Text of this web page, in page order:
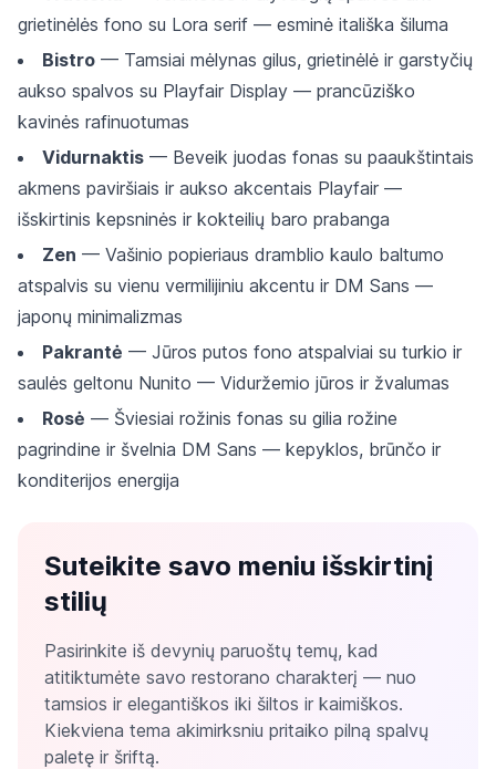
grietinėlės fono su Lora serif — esminė itališka šiluma
Bistro — Tamsiai mėlynas gilus, grietinėlė ir garstyčių
aukso spalvos su Playfair Display — prancūziško
kavinės rafinuotumas
Vidurnaktis — Beveik juodas fonas su paaukštintais
akmens paviršiais ir aukso akcentais Playfair —
išskirtinis kepsninės ir kokteilių baro prabanga
Zen — Vašinio popieriaus dramblio kaulo baltumo
atspalvis su vienu vermilijiniu akcentu ir DM Sans —
japonų minimalizmas
Pakrantė — Jūros putos fono atspalviai su turkio ir
saulės geltonu Nunito — Viduržemio jūros ir žvalumas
Rosė — Šviesiai rožinis fonas su gilia rožine
pagrindine ir švelnia DM Sans — kepyklos, brūnčo ir
konditerijos energija
Suteikite savo meniu išskirtinį
stilių
Pasirinkite iš devynių paruoštų temų, kad
atitiktumėte savo restorano charakterį — nuo
tamsios ir elegantiškos iki šiltos ir kaimiškos.
Kiekviena tema akimirksniu pritaiko pilną spalvų
paletę ir šriftą.